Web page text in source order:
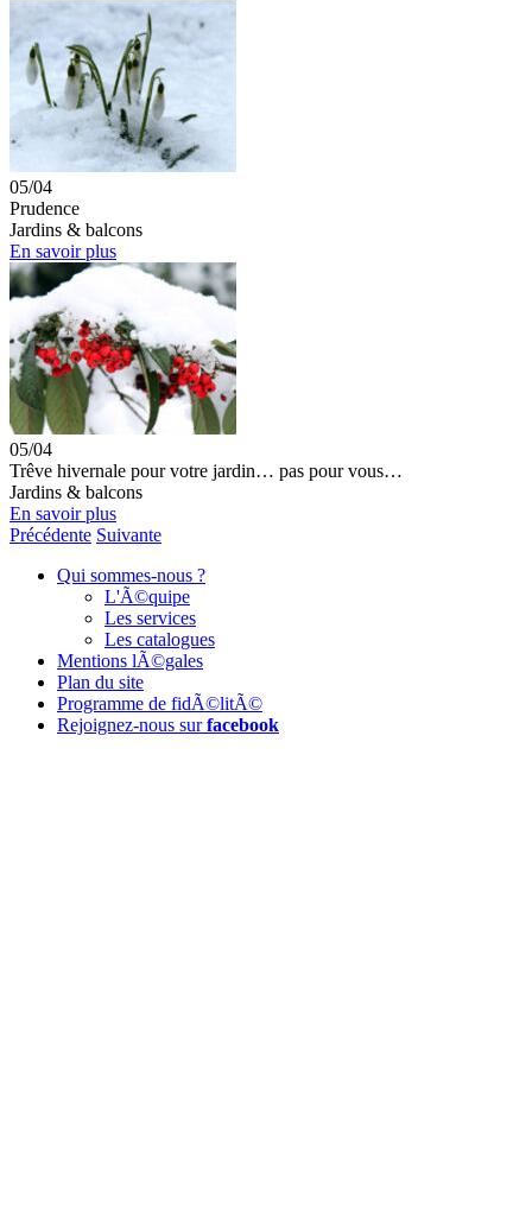
05/04
Prudence
Jardins & balcons
En savoir plus
05/04
Trêve hivernale pour votre jardin… pas pour vous…
Jardins & balcons
En savoir plus
Précédente Suivante
Qui sommes-nous ?
L'Ã©quipe
Les services
Les catalogues
Mentions lÃ©gales
Plan du site
Programme de fidÃ©litÃ©
Rejoignez-nous sur facebook